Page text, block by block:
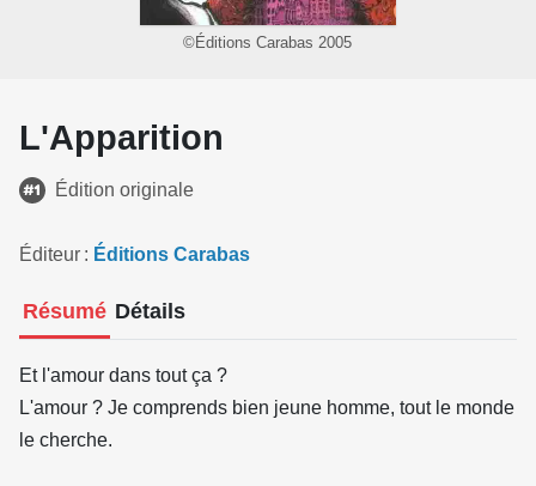
©Éditions Carabas 2005
L'Apparition
Édition originale
Éditeur Éditions Carabas
Résumé Détails
Et l'amour dans tout ça ?
L'amour ? Je comprends bien jeune homme, tout le monde
le cherche.